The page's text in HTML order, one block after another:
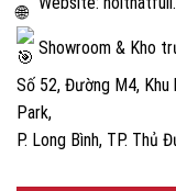
Showroom & Kho
Số 52, Đường M4,
Park,
P. Long Bình, TP. Thủ